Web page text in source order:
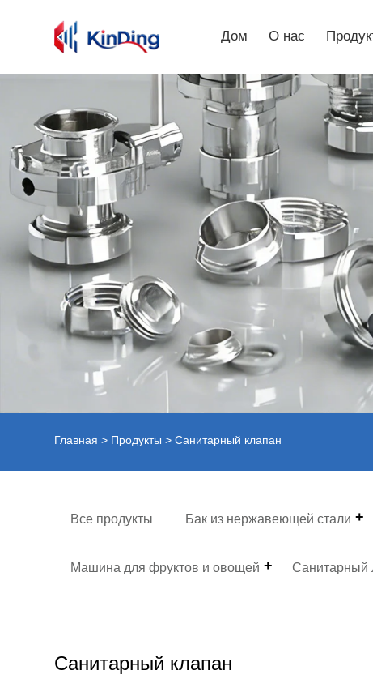
Дом О нас
Главная > Продукты > Санитарный клапан
Все продукты Бак из нержавеющей стали
Машина для фруктов и овощей Санитарный
Санитарный клапан